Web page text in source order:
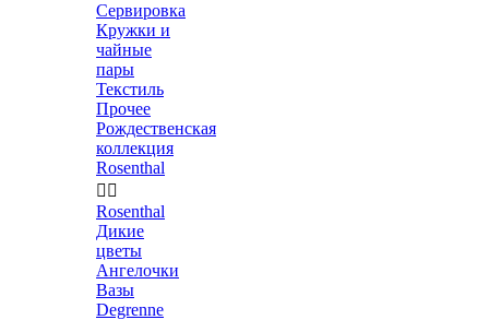
Сервировка
Кружки и
чайные
пары
Текстиль
Прочее
Рождественская
коллекция
Rosenthal
 
Rosenthal
Дикие
цветы
Ангелочки
Вазы
Degrenne